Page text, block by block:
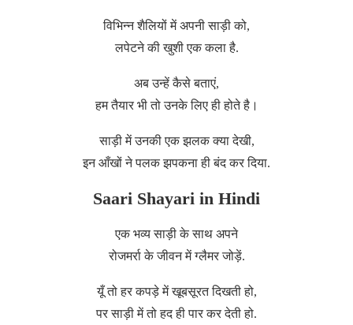
विभिन्न शैलियों में अपनी साड़ी को,
लपेटने की खुशी एक कला है.
अब उन्हें कैसे बताएं,
हम तैयार भी तो उनके लिए ही होते है।
साड़ी में उनकी एक झलक क्या देखी,
इन आँखों ने पलक झपकना ही बंद कर दिया.
Saari Shayari in Hindi
एक भव्य साड़ी के साथ अपने
रोजमर्रा के जीवन में ग्लैमर जोड़ें.
यूँ तो हर कपड़े में खूबसूरत दिखती हो,
पर साड़ी में तो हद ही पार कर देती हो.